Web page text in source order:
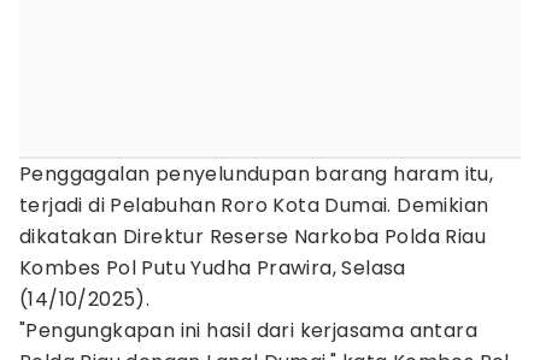
Penggagalan penyelundupan barang haram itu,
terjadi di Pelabuhan Roro Kota Dumai. Demikian
dikatakan Direktur Reserse Narkoba Polda Riau
Kombes Pol Putu Yudha Prawira, Selasa
(14/10/2025).
"Pengungkapan ini hasil dari kerjasama antara